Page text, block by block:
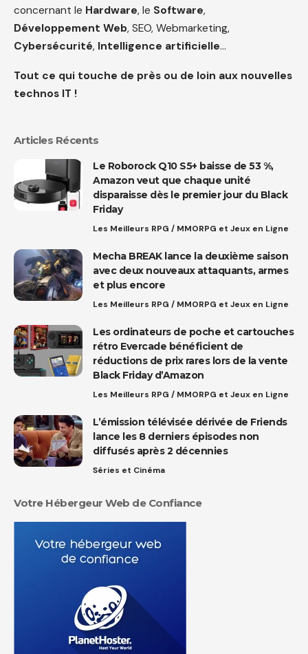
concernant le Hardware, le Software,
Développement Web, SEO, Webmarketing,
Cybersécurité, Intelligence artificielle…
Tout ce qui touche de près ou de loin aux nouvelles
technos IT !
Articles Récents
Le Roborock Q10 S5+ baisse de 53 %,
Amazon veut que chaque unité
disparaisse dès le premier jour du Black
Friday
Les Meilleurs RPG / MMORPG et Jeux en Ligne
Mecha BREAK lance la deuxième saison
avec deux nouveaux attaquants, armes
et plus encore
Les Meilleurs RPG / MMORPG et Jeux en Ligne
Les ordinateurs de poche et cartouches
rétro Evercade bénéficient de
réductions de prix rares lors de la vente
Black Friday d’Amazon
Les Meilleurs RPG / MMORPG et Jeux en Ligne
L’émission télévisée dérivée de Friends
lance les 8 derniers épisodes non
diffusés après 2 décennies
Séries et Cinéma
Votre Hébergeur Web de Confiance